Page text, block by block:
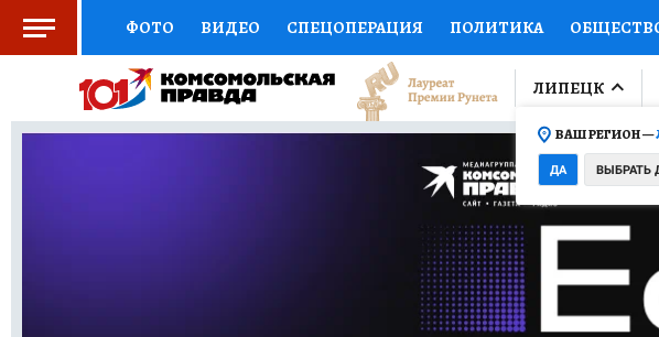
ФОТО ВИДЕО СПЕЦОПЕРАЦИЯ ПОЛИТИКА
СОЦПОДДЕРЖКА НАУКА СПОРТ КОЛУМНИСТЫ
ВЫБОР ЭКСПЕРТОВ ДОКТОР ФИНАНСЫ ОТКРЫВАЕМ
ПРОГНОЗЫ НА СПОРТ ПРОМОКОДЫ
ТЕЛЕВИЗОР
НОВОЕ НА САЙТЕ РЕКЛАМА
ЛИПЕЦК
ВАШ РЕГИОН —
ДА ВЫБРАТЬ